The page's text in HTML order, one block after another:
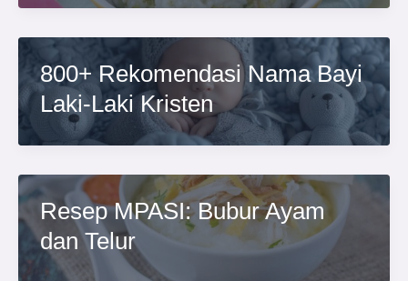
800+ Rekomendasi Nama Bayi
Laki-Laki Kristen
Resep MPASI: Bubur Ayam
dan Telur